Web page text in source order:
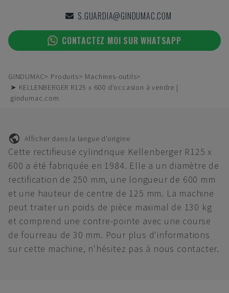
S.GUARDIA@GINDUMAC.COM
CONTACTEZ MOI SUR WHATSAPP
GINDUMAC Produits
Machines-outils
➤ KELLENBERGER R125 x 600 d'occasion à vendre |
gindumac.com
Afficher dans la langue d'origine
Cette rectifieuse cylindrique Kellenberger R125 x
600 a été fabriquée en 1984. Elle a un diamètre de
rectification de 250 mm, une longueur de 600 mm
et une hauteur de centre de 125 mm. La machine
peut traiter un poids de pièce maximal de 130 kg
et comprend une contre-pointe avec une course
de fourreau de 30 mm. Pour plus d'informations
sur cette machine, n'hésitez pas à nous contacter.